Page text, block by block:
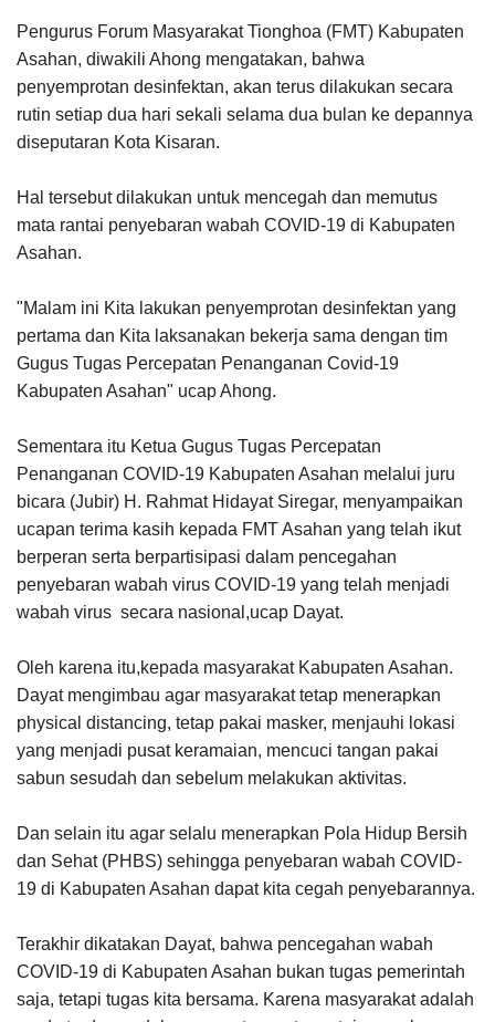
Pengurus Forum Masyarakat Tionghoa (FMT) Kabupaten
Asahan, diwakili Ahong mengatakan, bahwa
penyemprotan desinfektan, akan terus dilakukan secara
rutin setiap dua hari sekali selama dua bulan ke depannya
diseputaran Kota Kisaran.
Hal tersebut dilakukan untuk mencegah dan memutus
mata rantai penyebaran wabah COVID-19 di Kabupaten
Asahan.
"Malam ini Kita lakukan penyemprotan desinfektan yang
pertama dan Kita laksanakan bekerja sama dengan tim
Gugus Tugas Percepatan Penanganan Covid-19
Kabupaten Asahan" ucap Ahong.
Sementara itu Ketua Gugus Tugas Percepatan
Penanganan COVID-19 Kabupaten Asahan melalui juru
bicara (Jubir) H. Rahmat Hidayat Siregar, menyampaikan
ucapan terima kasih kepada FMT Asahan yang telah ikut
berperan serta berpartisipasi dalam pencegahan
penyebaran wabah virus COVID-19 yang telah menjadi
wabah virus secara nasional,ucap Dayat.
Oleh karena itu,kepada masyarakat Kabupaten Asahan.
Dayat mengimbau agar masyarakat tetap menerapkan
physical distancing, tetap pakai masker, menjauhi lokasi
yang menjadi pusat keramaian, mencuci tangan pakai
sabun sesudah dan sebelum melakukan aktivitas.
Dan selain itu agar selalu menerapkan Pola Hidup Bersih
dan Sehat (PHBS) sehingga penyebaran wabah COVID-
19 di Kabupaten Asahan dapat kita cegah penyebarannya.
Terakhir dikatakan Dayat, bahwa pencegahan wabah
COVID-19 di Kabupaten Asahan bukan tugas pemerintah
saja, tetapi tugas kita bersama. Karena masyarakat adalah